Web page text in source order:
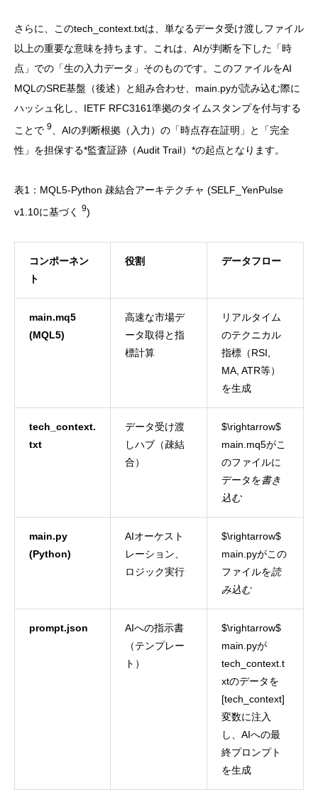
さらに、このtech_context.txtは、単なるデータ受け渡しファイル
以上の重要な意味を持ちます。これは、AIが判断を下した「時
点」での「生の入力データ」そのものです。このファイルをAI
MQLのSRE基盤（後述）と組み合わせ、main.pyが読み込む際に
ハッシュ化し、IETF RFC3161準拠のタイムスタンプを付与する
ことで 9
、AIの判断根拠（入力）の「時点存在証明」と「完全
性」を担保する*監査証跡（Audit Trail）*の起点となります。
表1：MQL5-Python 疎結合アーキテクチャ (SELF_YenPulse
v1.10に基づく
9)
コンポーネン
ト
役割 データフロー
main.mq5
(MQL5)
高速な市場デ
ータ取得と指
標計算
リアルタイム
のテクニカル
指標（RSI,
MA, ATR等）
を生成
tech_context.
txt
データ受け渡
しハブ（疎結
合）
$\rightarrow$
main.mq5がこ
のファイルに
データを書き
込む
main.py
(Python)
AIオーケスト
レーション、
ロジック実行
$\rightarrow$
main.pyがこの
ファイルを読
み込む
prompt.json
AIへの指示書
（テンプレー
ト）
$\rightarrow$
main.pyが
tech_context.t
xtのデータを
[tech_context]
変数に注入
し、AIへの最
終プロンプト
を生成